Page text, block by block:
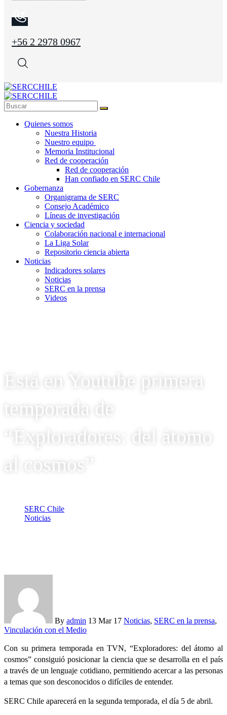
+56 2 2978 0967
Quienes somos
Nuestra Historia
Nuestro equipo
Memoria Institucional
Red de cooperación
Red de cooperación
Han confiado en SERC Chile
Gobernanza
Organigrama de SERC
Consejo Académico
Líneas de investigación
Ciencia y sociedad
Colaboración nacional e internacional
La Liga Solar
Repositorio ciencia abierta
Noticias
Indicadores solares
Noticias
SERC en la prensa
Videos
Está en Youtube primera
temporada de
“Exploradores: del átomo
al cosmos”
SERC Chile
Noticias
By admin 13 Mar 17 Noticias, SERC en la prensa,
Vinculación con el Medio
Con su primera temporada en TVN, “Exploradores: del átomo al
cosmos” consiguió posicionar la ciencia que se desarrolla en el país
a través de un lenguaje cotidiano, permitiendo acercar a las personas
a temas que son desconocidos o difíciles de entender.
SERC Chile aparecerá en la segunda temporada, el día 5 de abril.